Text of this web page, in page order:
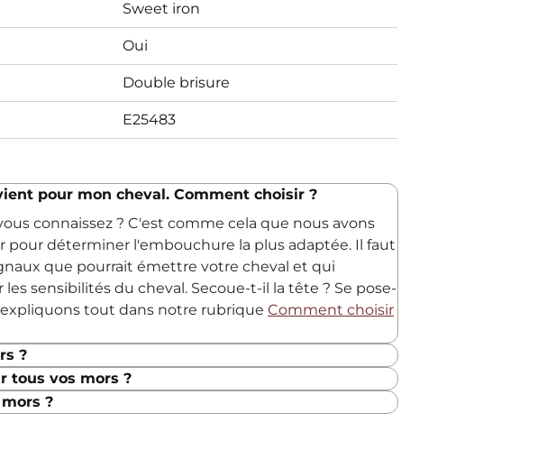
Sweet iron
Oui
Double brisure
E25483
pour mon cheval. Comment choisir ?
connaissez ? C'est comme cela que nous avons
déterminer l'embouchure la plus adaptée. Il faut
que pourrait émettre votre cheval et qui
sensibilités du cheval. Secoue-t-il la tête ? Se pose-
tout dans notre rubrique Comment choisir
?
tous vos mors ?
?